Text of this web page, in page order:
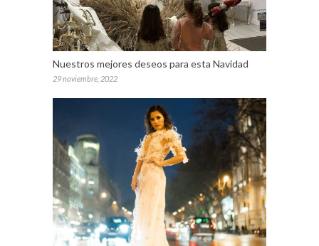
Nuestros mejores deseos para esta Navidad
29 noviembre, 2022